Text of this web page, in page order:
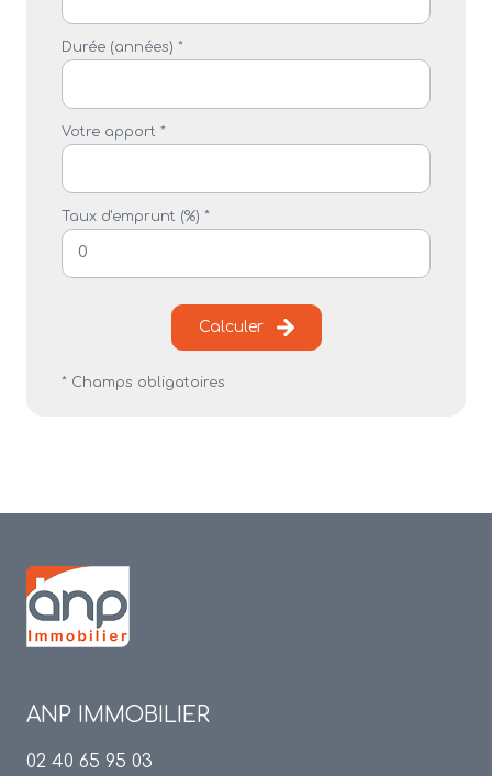
Durée (années) *
Votre apport *
Taux d'emprunt (%) *
Calculer
* Champs obligatoires
ANP IMMOBILIER
02 40 65 95 03